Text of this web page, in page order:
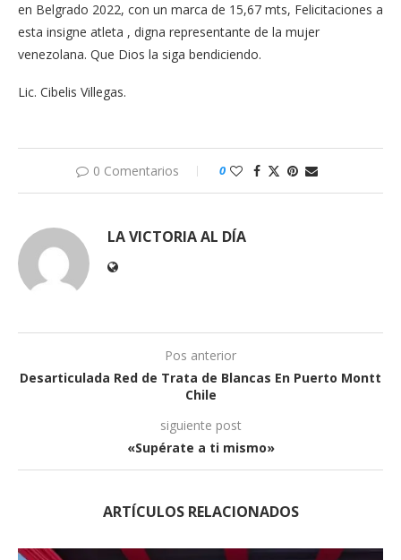
en Belgrado 2022, con un marca de 15,67 mts, Felicitaciones a
esta insigne atleta , digna representante de la mujer
venezolana. Que Dios la siga bendiciendo.
Lic. Cibelis Villegas.
0 Comentarios 0
LA VICTORIA AL DÍA
Pos anterior
Desarticulada Red de Trata de Blancas En Puerto Montt
Chile
siguiente post
«Supérate a ti mismo»
ARTÍCULOS RELACIONADOS